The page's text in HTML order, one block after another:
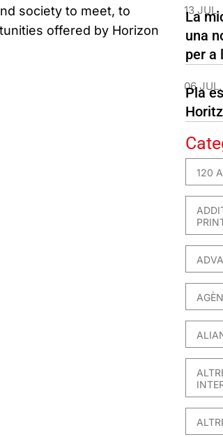
society to meet, to
offered by Horizon
13 JUL.
La
una
per a
06
Pla
120